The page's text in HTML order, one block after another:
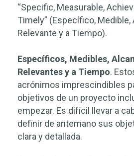
“Specific, Measurable,
Timely” (Específico, Medible,
Relevante y a Tiempo).
Específicos, Medibles,
Relevantes y a Tiempo.
acrónimos imprescindibles
objetivos de un proyecto
empezar. Es difícil llevar a
definir de antemano sus
clara y detallada.